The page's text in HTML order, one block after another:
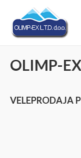
OLIMP-
VELEPRODAJA